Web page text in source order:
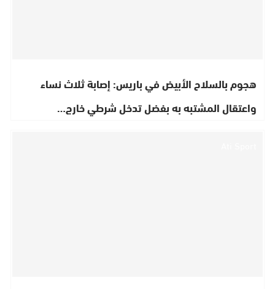
هجوم بالسلاح الأبيض في باريس: إصابة ثلاث نساء
واعتقال المشتبه به بفضل تدخل شرطي خارج…